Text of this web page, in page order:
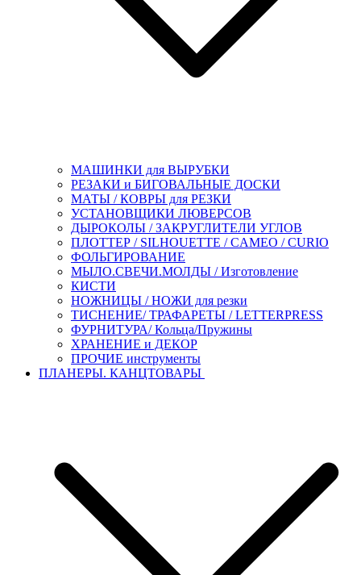
МАШИНКИ для ВЫРУБКИ
РЕЗАКИ и БИГОВАЛЬНЫЕ ДОСКИ
МАТЫ / КОВРЫ для РЕЗКИ
УСТАНОВЩИКИ ЛЮВЕРСОВ
ДЫРОКОЛЫ / ЗАКРУГЛИТЕЛИ УГЛОВ
ПЛОТТЕР / SILHOUETTE / CAMEO / CURIO
ФОЛЬГИРОВАНИЕ
МЫЛО.СВЕЧИ.МОЛДЫ / Изготовление
КИСТИ
НОЖНИЦЫ / НОЖИ для резки
ТИСНЕНИЕ/ ТРАФАРЕТЫ / LETTERPRESS
ФУРНИТУРА/ Кольца/Пружины
ХРАНЕНИЕ и ДЕКОР
ПРОЧИЕ инструменты
ПЛАНЕРЫ. КАНЦТОВАРЫ